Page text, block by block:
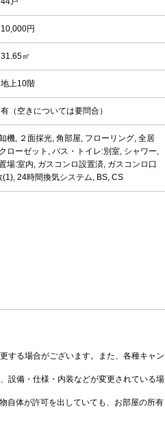
10,000円
31.65㎡
地上10階
有（空きについては要問合）
機, ２面採光, 角部屋, フローリング, 全居
ローゼット, バス・トイレ:別室, シャワー,
場:室内, ガスコンロ設置済, ガスコンロ口
24時間換気システム, BS, CS
する場合がございます。また、各種キャン
設備・仕様・内装などが変更されている場
自体が許可を出していても、お部屋の所有